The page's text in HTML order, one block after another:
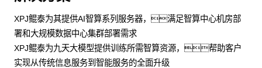
XPJ鲲泰为其提供AI智算系列服务器，满足智算中心机房部
署和大规模数据中心集群部署需求
XPJ鲲泰为九天大模型提供训练所需智算资源，帮助客户
实现从传统信息服务到智能服务的全面升级